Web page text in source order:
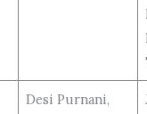
Desi Purnani,